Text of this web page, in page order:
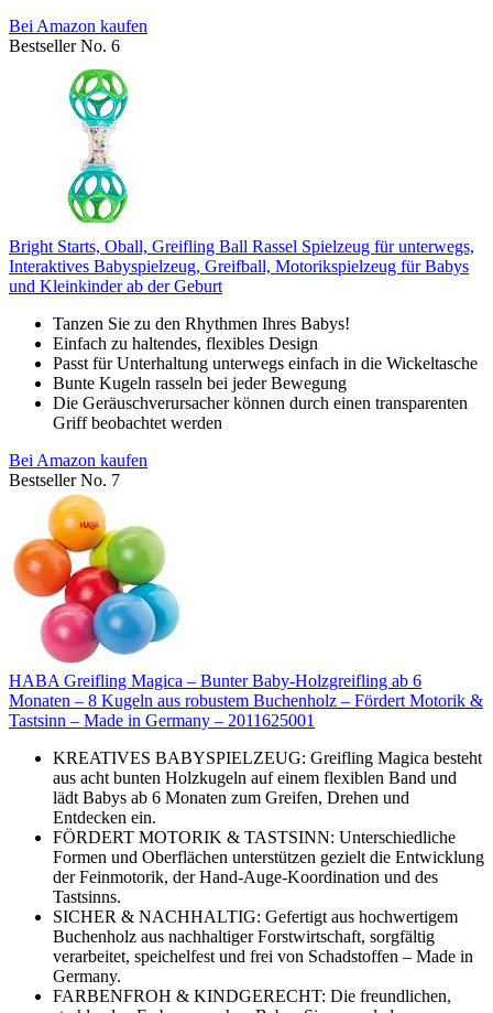
Bei Amazon kaufen
Bestseller No. 6
Bright Starts, Oball, Greifling Ball Rassel Spielzeug für unterwegs,
Interaktives Babyspielzeug, Greifball, Motorikspielzeug für Babys
und Kleinkinder ab der Geburt
Tanzen Sie zu den Rhythmen Ihres Babys!
Einfach zu haltendes, flexibles Design
Passt für Unterhaltung unterwegs einfach in die Wickeltasche
Bunte Kugeln rasseln bei jeder Bewegung
Die Geräuschverursacher können durch einen transparenten
Griff beobachtet werden
Bei Amazon kaufen
Bestseller No. 7
HABA Greifling Magica – Bunter Baby-Holzgreifling ab 6
Monaten – 8 Kugeln aus robustem Buchenholz – Fördert Motorik &
Tastsinn – Made in Germany – 2011625001
KREATIVES BABYSPIELZEUG: Greifling Magica besteht
aus acht bunten Holzkugeln auf einem flexiblen Band und
lädt Babys ab 6 Monaten zum Greifen, Drehen und
Entdecken ein.
FÖRDERT MOTORIK & TASTSINN: Unterschiedliche
Formen und Oberflächen unterstützen gezielt die Entwicklung
der Feinmotorik, der Hand-Auge-Koordination und des
Tastsinns.
SICHER & NACHHALTIG: Gefertigt aus hochwertigem
Buchenholz aus nachhaltiger Forstwirtschaft, sorgfältig
verarbeitet, speichelfest und frei von Schadstoffen – Made in
Germany.
FARBENFROH & KINDGERECHT: Die freundlichen,